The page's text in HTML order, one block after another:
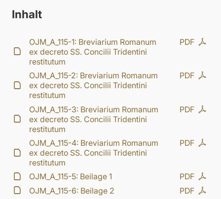
Inhalt
PDF
OJM_A_115-1: Breviarium Romanum
ex decreto SS. Concilii Tridentini
restitutum
PDF
OJM_A_115-2: Breviarium Romanum
ex decreto SS. Concilii Tridentini
restitutum
PDF
OJM_A_115-3: Breviarium Romanum
ex decreto SS. Concilii Tridentini
restitutum
PDF
OJM_A_115-4: Breviarium Romanum
ex decreto SS. Concilii Tridentini
restitutum
PDF
OJM_A_115-5: Beilage 1
PDF
OJM_A_115-6: Beilage 2